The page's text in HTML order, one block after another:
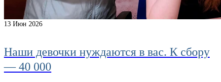
13 Июн 2026
Наши девочки нуждаются в вас. К сбору
— 40 000